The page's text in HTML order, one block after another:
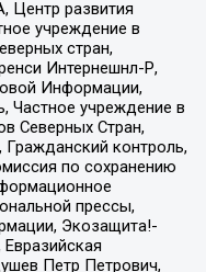
развития
учреждение в
стран,
Интернешнл-Р,
Информации,
Частное учреждение в
Северных Стран,
контроль,
по сохранению
прессы,
Экозащита!-
Петр Петрович,